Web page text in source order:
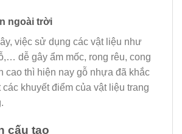
ngoài trời
việc sử dụng các vật liệu như
dễ gây ẩm mốc, rong rêu, cong
cao thì hiện nay gỗ nhựa đã khắc
khuyết điểm của vật liệu trang
cấu tạo